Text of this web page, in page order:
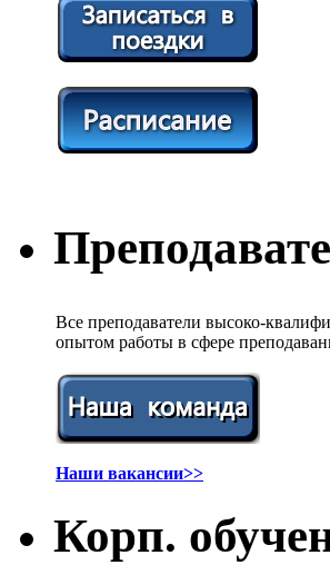
Все преподаватели высоко-
опытом работы в сфере
Наши вакансии>>
Корп.